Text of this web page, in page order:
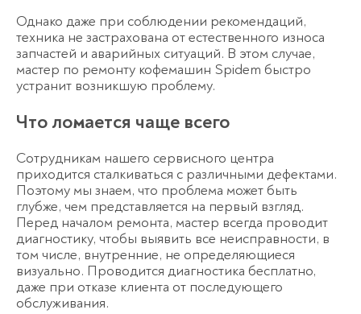
Однако даже при соблюдении рекомендаций,
техника не застрахована от естественного износа
запчастей и аварийных ситуаций. В этом случае,
мастер по ремонту кофемашин Spidem быстро
устранит возникшую проблему.
Что ломается чаще всего
Сотрудникам нашего сервисного центра
приходится сталкиваться с различными дефектами.
Поэтому мы знаем, что проблема может быть
глубже, чем представляется на первый взгляд.
Перед началом ремонта, мастер всегда проводит
диагностику, чтобы выявить все неисправности, в
том числе, внутренние, не определяющиеся
визуально. Проводится диагностика бесплатно,
даже при отказе клиента от последующего
обслуживания.